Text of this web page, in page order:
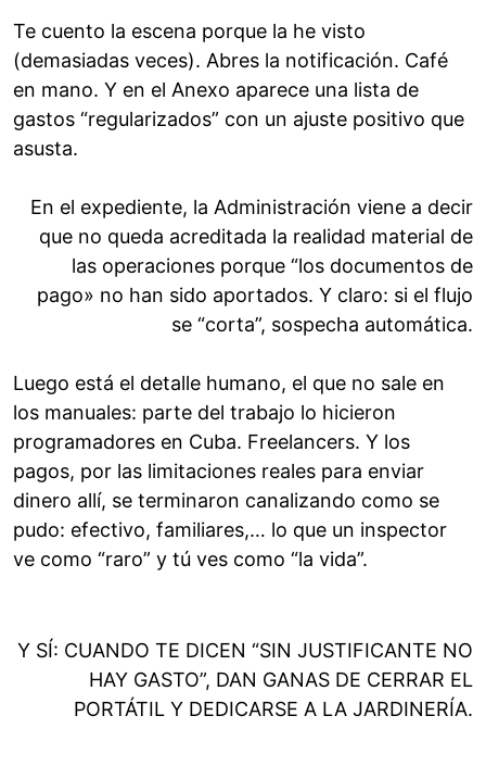
Te cuento la escena porque la he visto
(demasiadas veces). Abres la notificación. Café
en mano. Y en el Anexo aparece una lista de
gastos “regularizados” con un ajuste positivo que
asusta.
En el expediente, la Administración viene a decir
que no queda acreditada la realidad material de
las operaciones porque “los documentos de
pago» no han sido aportados. Y claro: si el flujo
se “corta”, sospecha automática.
Luego está el detalle humano, el que no sale en
los manuales: parte del trabajo lo hicieron
programadores en Cuba. Freelancers. Y los
pagos, por las limitaciones reales para enviar
dinero allí, se terminaron canalizando como se
pudo: efectivo, familiares,… lo que un inspector
ve como “raro” y tú ves como “la vida”.
Y SÍ: CUANDO TE DICEN “SIN JUSTIFICANTE NO
HAY GASTO”, DAN GANAS DE CERRAR EL
PORTÁTIL Y DEDICARSE A LA JARDINERÍA.